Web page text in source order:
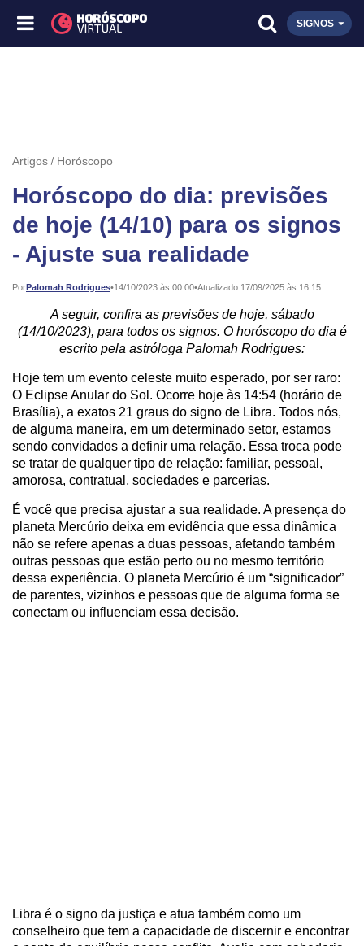
SIGNOS
Artigos Horóscopo
Horóscopo do dia: previsões
de hoje (14/10) para os signos
- Ajuste sua realidade
PorPalomah Rodrigues•
Publicado: 14/10/2023 às 00:00•Atualizado:17/09/2025 às 16:15
A seguir, confira as previsões de hoje, sábado
(14/10/2023), para todos os signos. O horóscopo do dia é
escrito pela astróloga Palomah Rodrigues:
Hoje tem um evento celeste muito esperado, por ser raro:
O Eclipse Anular do Sol. Ocorre hoje às 14:54 (horário de
Brasília), a exatos 21 graus do signo de Libra. Todos nós,
de alguma maneira, em um determinado setor, estamos
sendo convidados a definir uma relação. Essa troca pode
se tratar de qualquer tipo de relação: familiar, pessoal,
amorosa, contratual, sociedades e parcerias.
É você que precisa ajustar a sua realidade. A presença do
planeta Mercúrio deixa em evidência que essa dinâmica
não se refere apenas a duas pessoas, afetando também
outras pessoas que estão perto ou no mesmo território
dessa experiência. O planeta Mercúrio é um “significador”
de parentes, vizinhos e pessoas que de alguma forma se
conectam ou influenciam essa decisão.
Libra é o signo da justiça e atua também como um
conselheiro que tem a capacidade de discernir e encontrar